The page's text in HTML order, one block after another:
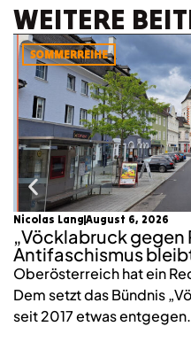
WEITERE
SOMMERREIHE
Nicolas Lang August 6, 2026
„Vöcklabruck gegen
Antifaschismus
Oberösterreich hat ein
Dem setzt das Bündnis
seit 2017 etwas entgegen.